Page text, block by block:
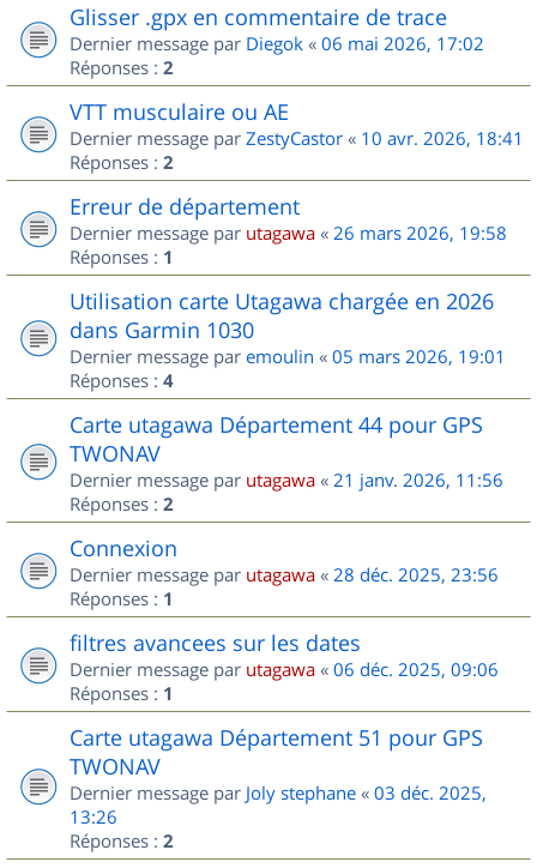
Glisser .gpx en commentaire de trace
Dernier message par Diegok « 06 mai 2026, 17:02
Réponses : 2
VTT musculaire ou AE
Dernier message par ZestyCastor « 10 avr. 2026, 18:41
Réponses : 2
Erreur de département
Dernier message par utagawa « 26 mars 2026, 19:58
Réponses : 1
Utilisation carte Utagawa chargée en 2026
dans Garmin 1030
Dernier message par emoulin « 05 mars 2026, 19:01
Réponses : 4
Carte utagawa Département 44 pour GPS
TWONAV
Dernier message par utagawa « 21 janv. 2026, 11:56
Réponses : 2
Connexion
Dernier message par utagawa « 28 déc. 2025, 23:56
Réponses : 1
filtres avancees sur les dates
Dernier message par utagawa « 06 déc. 2025, 09:06
Réponses : 1
Carte utagawa Département 51 pour GPS
TWONAV
Dernier message par Joly stephane « 03 déc. 2025,
13:26
Réponses : 2